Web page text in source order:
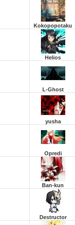
Kokopopotaku
Helios
L-Ghost
yusha
Opredi
Ban-kun
Destructor